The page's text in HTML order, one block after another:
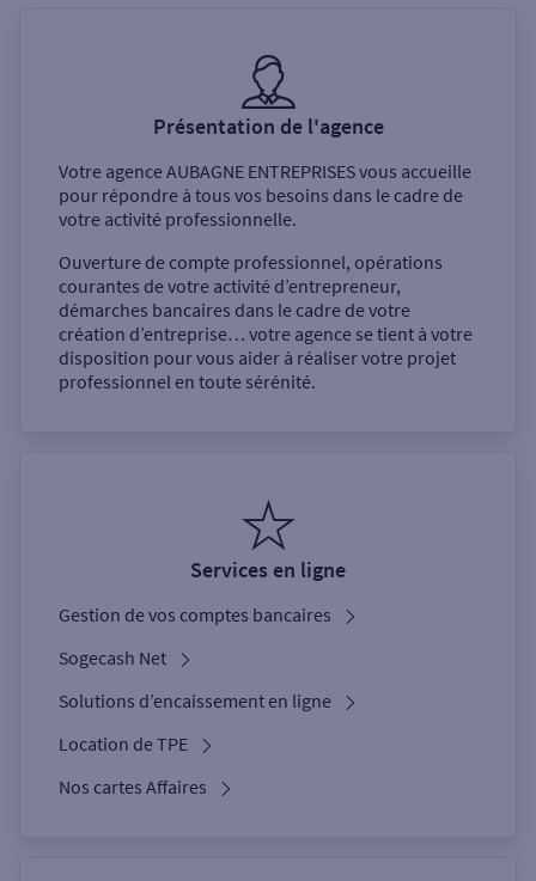
Présentation de l'agence
Votre agenceAUBAGNE ENTREPRISESvous accueille
pour répondre à tous vos besoins dans le cadre de
votre activité professionnelle.
Ouverture de compte professionnel, opérations
courantes de votre activité d’entrepreneur,
démarches bancaires dans le cadre de votre
création d’entreprise… votre agence se tient à votre
disposition pour vous aider à réaliser votre projet
professionnel en toute sérénité.
Services en ligne
Gestion de vos comptes bancaires
Sogecash Net
Solutions d’encaissement en ligne
Location de TPE
Nos cartes Affaires